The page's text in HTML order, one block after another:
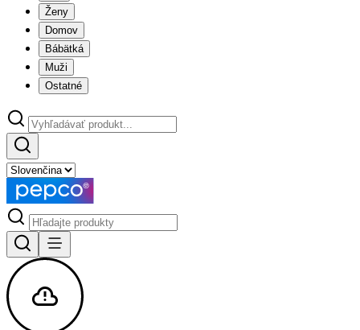
Ženy
Domov
Bábätká
Muži
Ostatné